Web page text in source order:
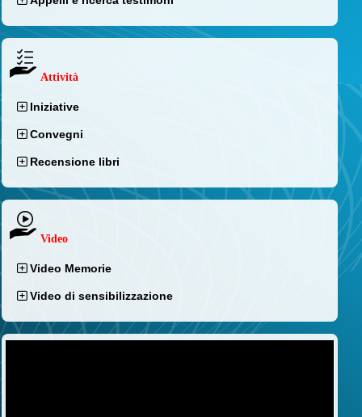
Attività
Iniziative
Convegni
Recensione libri
Video
Video Memorie
Video di sensibilizzazione